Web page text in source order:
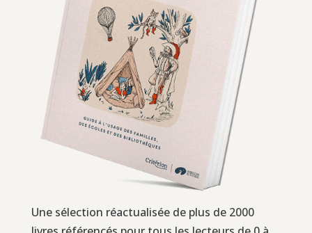
Une sélection réactualisée de plus de 2000